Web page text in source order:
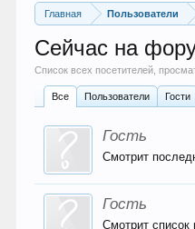
Главная Пользователи
Сейчас на
Список всех посетителей,
Все Пользователи Гости
Гость
Смотрит
Гость
Смотрит